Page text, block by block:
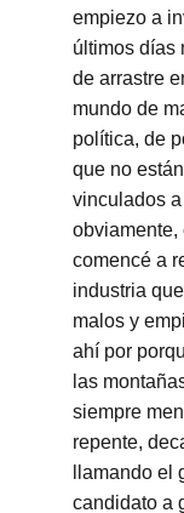
empiezo a
últimos días
de arrastre
mundo de
política, de
que no
vinculados
obviamente,
comencé a
industria
malos y
ahí por
las
siempre
repente,
llamando el
candidato a